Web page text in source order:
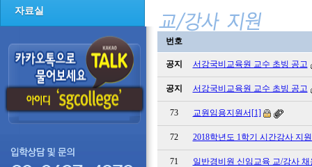
자료실
번호
공지 서강국비교육원 교수 초빙 공고
공지 서강국비교육원 교수 초빙 공고
73 교원임용지원서[1]
72 2018학년도 1학기 시간강사 지
71 일반경비원 신임교육 교/강사 채